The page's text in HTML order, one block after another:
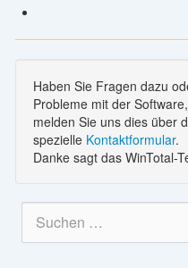
Haben Sie Fragen dazu
Probleme mit der
melden Sie uns dies über
spezielle Kontaktformular.
Danke sagt das WinTotal-
c